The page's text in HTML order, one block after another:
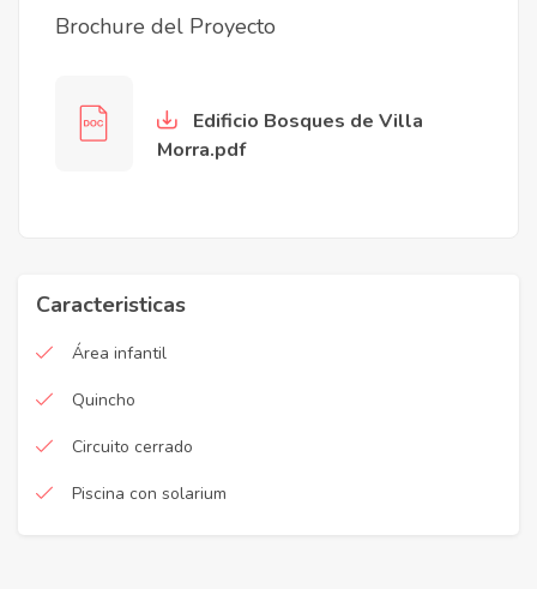
Brochure del Proyecto
Edificio Bosques de Villa
Morra.pdf
Caracteristicas
Área infantil
Quincho
Circuito cerrado
Piscina con solarium